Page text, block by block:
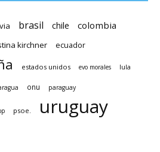
brasil chile colombia
kirchner ecuador
estados unidos evo morales lula
onu paraguay
psoe. uruguay